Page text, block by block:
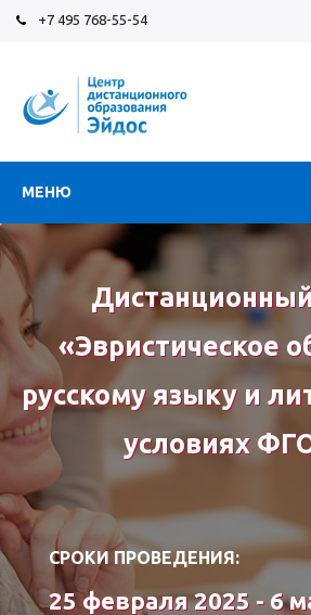
+7 495 768-55-54
МЕНЮ
«Эвристическое
русскому языку и
условиях
СРОКИ ПРОВЕДЕНИЯ:
25 февраля 2025 - 6